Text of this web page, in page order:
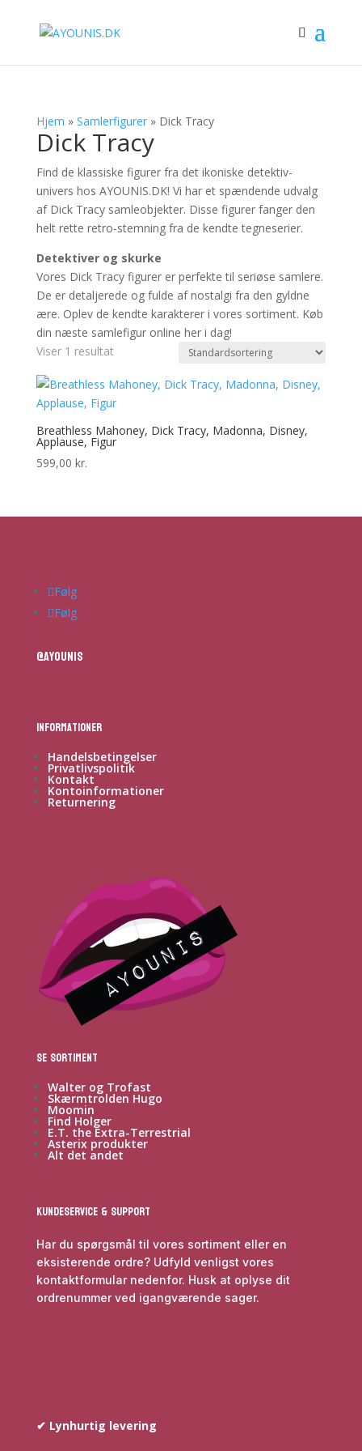
Hjem » Samlerfigurer» Dick Tracy
Dick Tracy
Find de klassiske figurer fra det ikoniske detektiv-
univers hos AYOUNIS.DK! Vi har et spændende udvalg
af Dick Tracy samleobjekter. Disse figurer fanger den
helt rette retro-stemning fra de kendte tegneserier.
Detektiver og skurke
Vores Dick Tracy figurer er perfekte til seriøse samlere.
De er detaljerede og fulde af nostalgi fra den gyldne
ære. Oplev de kendte karakterer i vores sortiment. Køb
din næste samlefigur online her i dag!
Viser 1 resultat
Breathless Mahoney, Dick Tracy, Madonna, Disney,
Applause, Figur
599,00 kr.
Følg
Følg
@ayounis
Informationer
Handelsbetingelser
Privatlivspolitik
Kontakt
Kontoinformationer
Returnering
Se sortiment
Walter og Trofast
Skærmtrolden Hugo
Moomin
Find Holger
E.T. the Extra-Terrestrial
Asterix produkter
Alt det andet
Kundeservice & Support
Har du spørgsmål til vores sortiment eller en
eksisterende ordre? Udfyld venligst vores
kontaktformular nedenfor. Husk at oplyse dit
ordrenummer ved igangværende sager.
✔ Lynhurtig levering